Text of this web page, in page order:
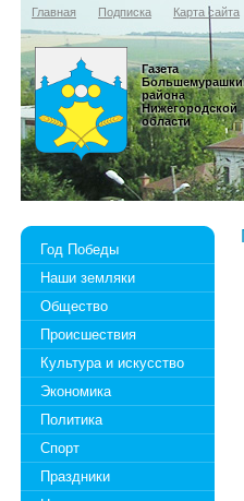
Главная Подписка Карта сайта
Газета
района
Нижегородской
области
Год Победы
Наши земляки
Общество
Происшествия
Культура и искусство
Экономика
Политика
Спорт
Праздники